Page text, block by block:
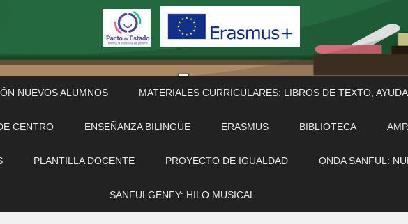
NUEVOS ALUMNOS MATERIALES CURRICULARES: LIBROS DE TEXTO,
CENTRO ENSEÑANZA BILINGÜE ERASMUS BIBLIOTECA
PLANTILLA DOCENTE PROYECTO DE IGUALDAD ONDA SANFUL:
SANFULGENFY: HILO MUSICAL